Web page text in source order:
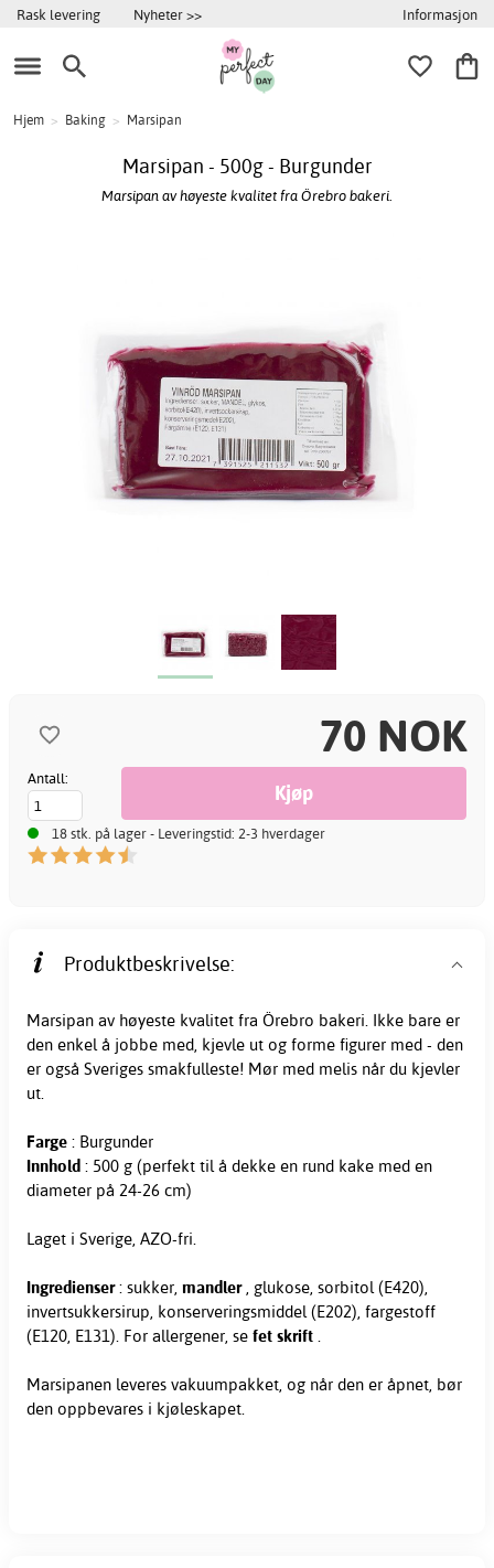
Rask levering Nyheter >> Informasjon
Hjem > Baking > Marsipan
Marsipan - 500g - Burgunder
Marsipan av høyeste kvalitet fra Örebro bakeri.
70 NOK
Antall:
18 stk. på lager - Leveringstid: 2-3 hverdager
Produktbeskrivelse:
Marsipan av høyeste kvalitet fra Örebro bakeri. Ikke bare er
den enkel å jobbe med, kjevle ut og forme figurer med - den
er også Sveriges smakfulleste! Mør med melis når du kjevler
ut.
Farge : Burgunder
Innhold : 500 g (perfekt til å dekke en rund kake med en
diameter på 24-26 cm)
Laget i Sverige, AZO-fri.
Ingredienser: sukker, mandler, glukose, sorbitol (E420),
invertsukkersirup, konserveringsmiddel (E202), fargestoff
(E120, E131). For allergener, se fet skrift .
Marsipanen leveres vakuumpakket, og når den er åpnet, bør
den oppbevares i kjøleskapet.